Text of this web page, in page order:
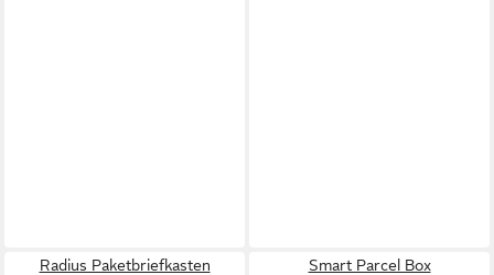
Radius Paketbriefkasten
Smart Parcel Box